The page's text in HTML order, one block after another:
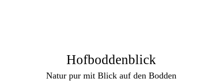
Hofboddenblick
Natur pur mit Blick auf den Bodden